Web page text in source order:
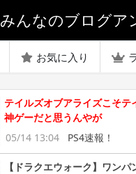
みんなのブログア
お気に入り
テイルズオブアライズこそテ
神ゲーだと思うんやが
05/14 13:04
PS4速報！
【ドラクエウォーク】ワン